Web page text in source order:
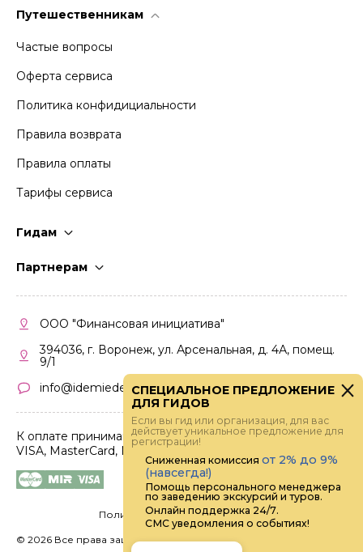
Путешественникам
Частые вопросы
Оферта сервиса
Политика конфидициальности
Правила возврата
Правила оплаты
Тарифы сервиса
Гидам
Партнерам
Кабинет партнера
Правила участия
ООО "Финансовая инициатива"
394036, г. Воронеж, ул. Арсенальная, д. 4А, помещ.
9/1
info@idemiedem.ru
К оплате принимаются карты
VISA, MasterCard, МИР
Политика конфиденциальности
© 2026 Все права защищены.
СПЕЦИАЛЬНОЕ ПРЕДЛОЖЕНИЕ
ДЛЯ ГИДОВ
Если вы гид или организация, для вас
действует уникальное предложение для
регистрации!
Сниженная комиссия от 2% до 9%
(навсегда!)
Помощь персонального менеджера
по заведению экскурсий и туров.
Онлайн поддержка 24/7.
СМС уведомления о событиях!